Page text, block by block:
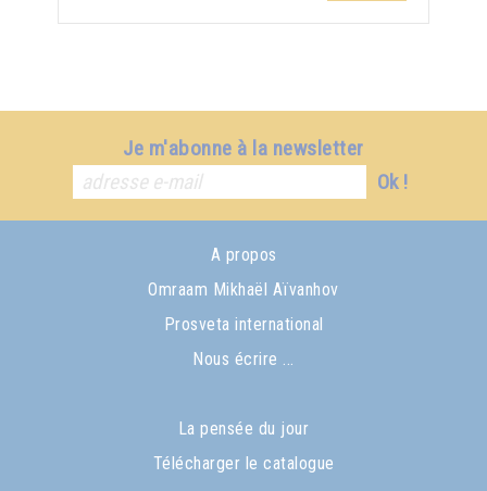
Je m'abonne à la newsletter
Ok !
A propos
Omraam Mikhaël Aïvanhov
Prosveta international
Nous écrire ...
La pensée du jour
Télécharger le catalogue